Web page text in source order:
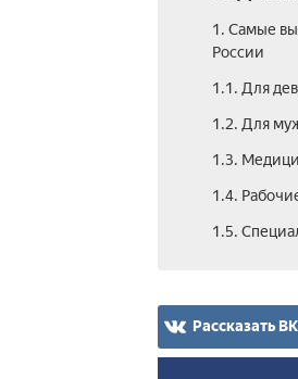
1. Самые
России
1.1. Для
1.2. Для
1.3.
1.4.
1.5.
Рассказать